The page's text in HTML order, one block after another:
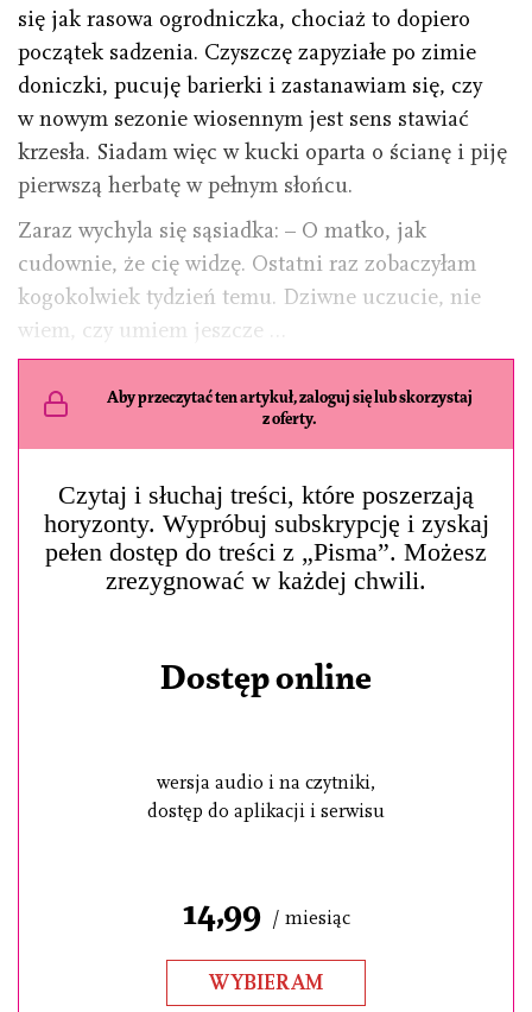
się jak rasowa ogrodniczka, chociaż to dopiero
początek sadzenia. Czyszczę zapyziałe po zimie
doniczki, pucuję barierki i zastanawiam się, czy
w nowym sezonie wiosennym jest sens stawiać
krzesła. Siadam więc w kucki oparta o ścianę i piję
pierwszą herbatę w pełnym słońcu.
Zaraz wychyla się sąsiadka: – O matko, jak
cudownie, że cię widzę. Ostatni raz zobaczyłam
kogokolwiek tydzień temu. Dziwne uczucie, nie
wiem, czy umiem jeszcze …
Aby przeczytać ten artykuł, zaloguj się lub skorzystaj
z oferty.
Czytaj i słuchaj treści, które poszerzają
horyzonty. Wypróbuj subskrypcję i zyskaj
pełen dostęp do treści z „Pisma”. Możesz
zrezygnować w każdej chwili.
Dostęp online
wersja audio i na czytniki,
dostęp do aplikacji i serwisu
14,99 / miesiąc
WYBIERAM